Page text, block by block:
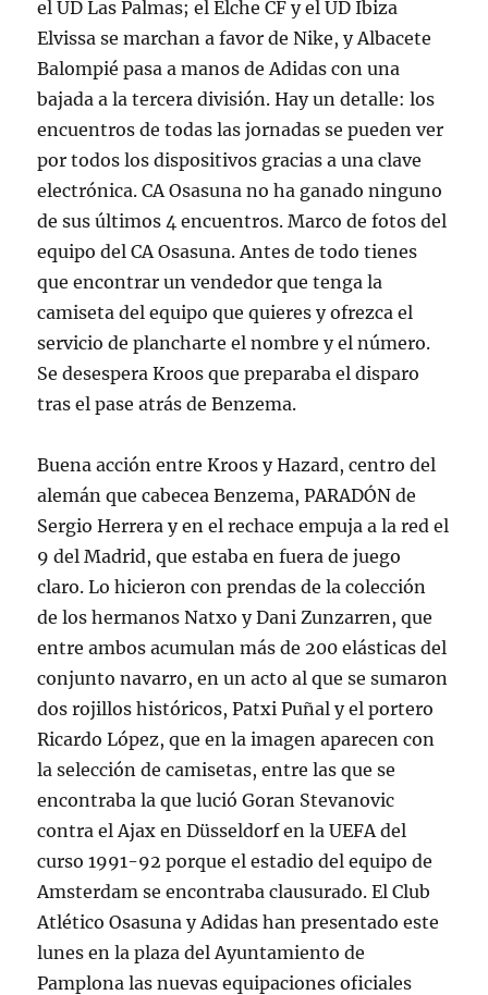
el UD Las Palmas; el Elche CF y el UD Ibiza
Elvissa se marchan a favor de Nike, y Albacete
Balompié pasa a manos de Adidas con una
bajada a la tercera división. Hay un detalle: los
encuentros de todas las jornadas se pueden ver
por todos los dispositivos gracias a una clave
electrónica. CA Osasuna no ha ganado ninguno
de sus últimos 4 encuentros. Marco de fotos del
equipo del CA Osasuna. Antes de todo tienes
que encontrar un vendedor que tenga la
camiseta del equipo que quieres y ofrezca el
servicio de plancharte el nombre y el número.
Se desespera Kroos que preparaba el disparo
tras el pase atrás de Benzema.
Buena acción entre Kroos y Hazard, centro del
alemán que cabecea Benzema, PARADÓN de
Sergio Herrera y en el rechace empuja a la red el
9 del Madrid, que estaba en fuera de juego
claro. Lo hicieron con prendas de la colección
de los hermanos Natxo y Dani Zunzarren, que
entre ambos acumulan más de 200 elásticas del
conjunto navarro, en un acto al que se sumaron
dos rojillos históricos, Patxi Puñal y el portero
Ricardo López, que en la imagen aparecen con
la selección de camisetas, entre las que se
encontraba la que lució Goran Stevanovic
contra el Ajax en Düsseldorf en la UEFA del
curso 1991-92 porque el estadio del equipo de
Amsterdam se encontraba clausurado. El Club
Atlético Osasuna y Adidas han presentado este
lunes en la plaza del Ayuntamiento de
Pamplona las nuevas equipaciones oficiales